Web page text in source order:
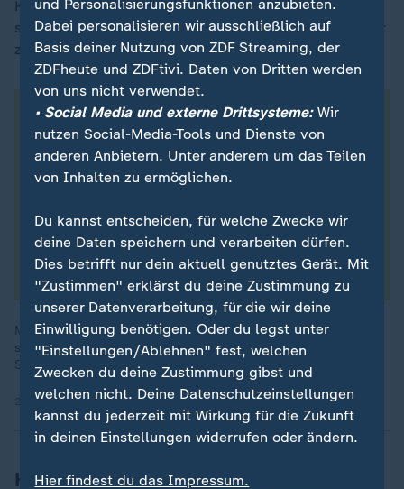
Kursen die Kunst, der Frau gegenüber Fragen zu
stellen, weniger ausdruckslos zu schauen und häufiger
zu lachen.
Mit Enttäuschungen und Verletzungen umgehen, Hoffnung
schöpfen – mit diesen zentralen Themen beginnt die Doku-
Serie über Singles auf Partnersuche.
26.10.2025 | 27:05 min
Hoher Druck für Männer in Japan
und Personalisierungsfunktionen anzubieten.
Dabei personalisieren wir ausschließlich auf
Basis deiner Nutzung von ZDF Streaming, der
ZDFheute und ZDFtivi. Daten von Dritten werden
von uns nicht verwendet.
• Social Media und externe Drittsysteme:Wir
nutzen Social-Media-Tools und Dienste von
anderen Anbietern. Unter anderem um das Teilen
von Inhalten zu ermöglichen.
Du kannst entscheiden, für welche Zwecke wir
deine Daten speichern und verarbeiten dürfen.
Dies betrifft nur dein aktuell genutztes Gerät. Mit
"Zustimmen" erklärst du deine Zustimmung zu
unserer Datenverarbeitung, für die wir deine
Einwilligung benötigen. Oder du legst unter
"Einstellungen/Ablehnen" fest, welchen
Zwecken du deine Zustimmung gibst und
welchen nicht. Deine Datenschutzeinstellungen
kannst du jederzeit mit Wirkung für die Zukunft
in deinen Einstellungen widerrufen oder ändern.
Hier findest du das Impressum.